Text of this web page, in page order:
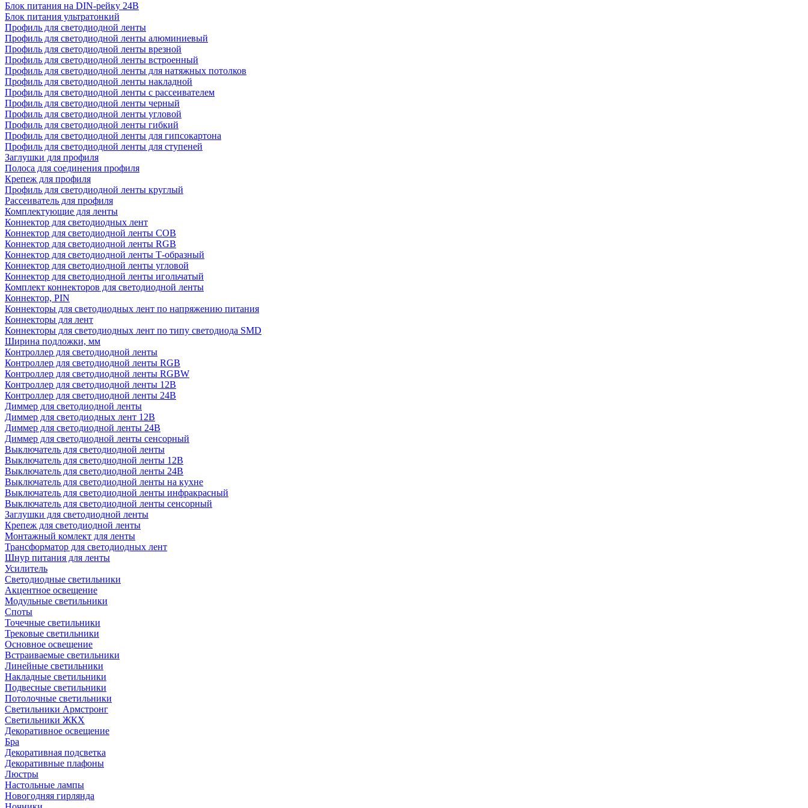
Блок питания на DIN-рейку 24В
Блок питания ультратонкий
Профиль для светодиодной ленты
Профиль для светодиодной ленты алюминиевый
Профиль для светодиодной ленты врезной
Профиль для светодиодной ленты встроенный
Профиль для светодиодной ленты для натяжных потолков
Профиль для светодиодной ленты накладной
Профиль для светодиодной ленты с рассеивателем
Профиль для светодиодной ленты черный
Профиль для светодиодной ленты угловой
Профиль для светодиодной ленты гибкий
Профиль для светодиодной ленты для гипсокартона
Профиль для светодиодной ленты для ступеней
Заглушки для профиля
Полоса для соединения профиля
Крепеж для профиля
Профиль для светодиодной ленты круглый
Рассеиватель для профиля
Комплектующие для ленты
Коннектор для светодиодных лент
Коннектор для светодиодной ленты COB
Коннектор для светодиодной ленты RGB
Коннектор для светодиодной ленты Т-образный
Коннектор для светодиодной ленты угловой
Коннектор для светодиодной ленты игольчатый
Комплект коннекторов для светодиодной ленты
Коннектор, PIN
Коннекторы для светодиодных лент по напряжению питания
Коннекторы для лент
Коннекторы для светодиодных лент по типу светодиода SMD
Ширина подложки, мм
Контроллер для светодиодной ленты
Контроллер для светодиодной ленты RGB
Контроллер для светодиодной ленты RGBW
Контроллер для светодиодной ленты 12В
Контроллер для светодиодной ленты 24В
Диммер для светодиодной ленты
Диммер для светодиодных лент 12В
Диммер для светодиодной ленты 24В
Диммер для светодиодной ленты сенсорный
Выключатель для светодиодной ленты
Выключатель для светодиодной ленты 12В
Выключатель для светодиодной ленты 24В
Выключатель для светодиодной ленты на кухне
Выключатель для светодиодной ленты инфракрасный
Выключатель для светодиодной ленты сенсорный
Заглушки для светодиодной ленты
Крепеж для светодиодной ленты
Монтажный комлект для ленты
Трансформатор для светодиодных лент
Шнур питания для ленты
Усилитель
Светодиодные светильники
Акцентное освещение
Модульные светильники
Споты
Точечные светильники
Трековые светильники
Основное освещение
Встраиваемые светильники
Линейные светильники
Накладные светильники
Подвесные светильники
Потолочные светильники
Светильники Армстронг
Светильники ЖКХ
Декоративное освещение
Бра
Декоративная подсветка
Декоративные плафоны
Люстры
Настольные лампы
Новогодняя гирлянда